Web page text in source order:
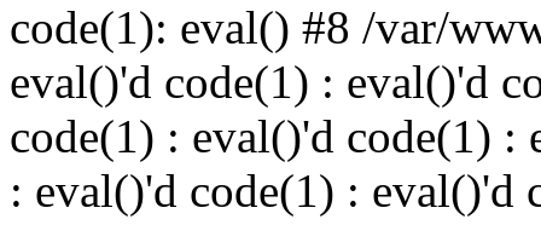
code(1): eval() #8 /var/
eval()'d code(1) : eval()'d
code(1) : eval()'d code(1) :
: eval()'d code(1) : eval()'d